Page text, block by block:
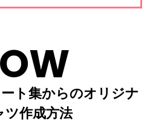
ト集からのオリジナ
ツ作成方法